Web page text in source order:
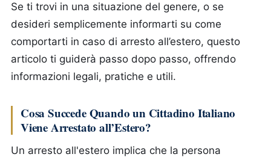
Se ti trovi in una situazione del genere, o se
desideri semplicemente informarti su come
comportarti in caso di arresto all’estero, questo
articolo ti guiderà passo dopo passo, offrendo
informazioni legali, pratiche e utili.
Cosa Succede Quando un Cittadino Italiano
Viene Arrestato all’Estero?
Un arresto all'estero implica che la persona